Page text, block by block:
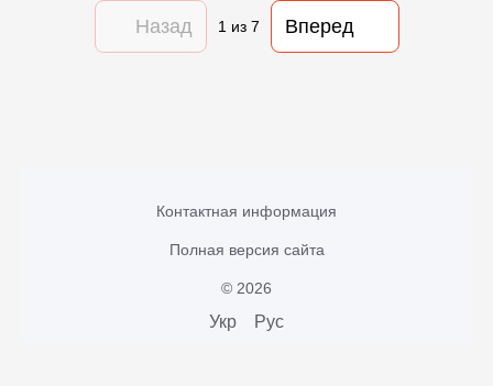
Назад 1 из 7 Вперед
Контактная информация
Полная версия сайта
© 2026
Укр Рус